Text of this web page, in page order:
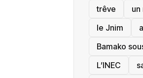
trêve
le Jnim
Bamako
L’INEC